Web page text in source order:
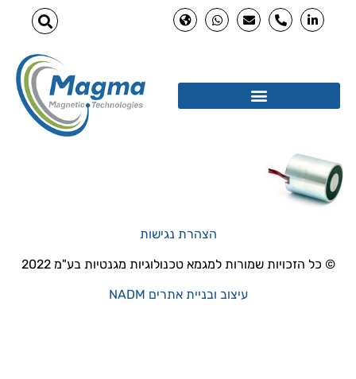
הצהרת נגישות
© כל הזכויות שמורות למגמא טכנולוגיות מגנטיות בע"מ 2022
עיצוב ובניית אתרים NADM